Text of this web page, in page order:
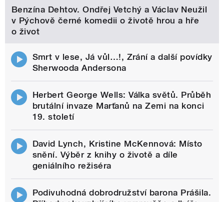
Benzína Dehtov. Ondřej Vetchý a Václav Neužil
v Pýchově černé komedii o životě hrou a hře
o život
Smrt v lese, Já vůl…!, Zrání a další povídky
Sherwooda Andersona
Herbert George Wells: Válka světů. Průběh
brutální invaze Marťanů na Zemi na konci
19. století
David Lynch, Kristine McKennová: Místo
snění. Výběr z knihy o životě a díle
geniálního režiséra
Podivuhodná dobrodružství barona Prášila.